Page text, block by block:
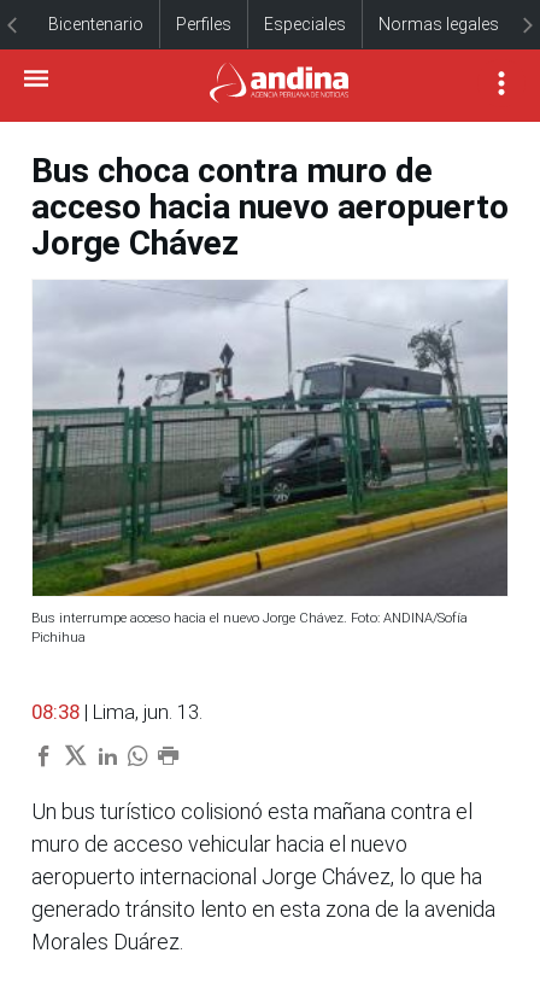
Bicentenario Perfiles Especiales Normas legales
Bus choca contra muro de
acceso hacia nuevo aeropuerto
Jorge Chávez
Bus interrumpe acceso hacia el nuevo Jorge Chávez. Foto: ANDINA/Sofía
Pichihua
08:38 | Lima, jun. 13.
Un bus turístico colisionó esta mañana contra el
muro de acceso vehicular hacia el nuevo
aeropuerto internacional Jorge Chávez, lo que ha
generado tránsito lento en esta zona de la avenida
Morales Duárez.